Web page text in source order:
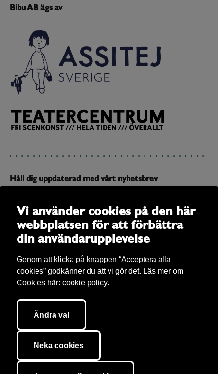
Bibu AB ägs av
Håll dig uppdaterad med vårt nyhetsbrev
allt som är på gång
E-post
Bibu AB Copyright 2026. Bibu äger rättigheter till allt material på sajten om
inget annat anges. Vi tar hand om
kan du läsa om våracookies
Vi använder cookies på den här
webbplatsen för att förbättra
din användarupplevelse
Genom att klicka på knappen “Acceptera alla
cookies” godkänner du att vi gör det. Läs mer om
Cookies här: cookie policy.
Ändra val
Neka cookies